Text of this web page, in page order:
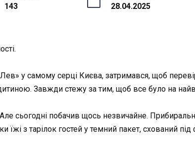
143 28.04.2025
у самому серці Києва, затримався, щоб
Завжди стежу за тим, щоб все було на
побачив щось незвичайне.
з тарілок гостей у темний пакет, схований